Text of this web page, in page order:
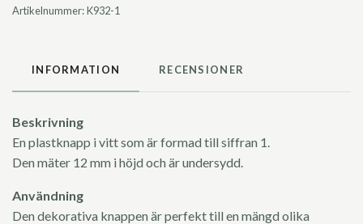
Artikelnummer:K932-1
INFORMATION RECENSIONER
Beskrivning
En plastknapp i vitt som är formad till siffran 1.
Den mäter 12 mm i höjd och är undersydd.
Användning
Den dekorativa knappen är perfekt till en mängd olika